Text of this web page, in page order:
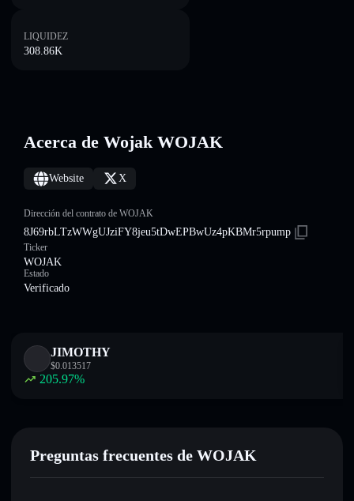
LIQUIDEZ
308.86K
Acerca de Wojak WOJAK
Website X
Dirección del contrato de WOJAK
8J69rbLTzWWgUJziFY8jeu5tDwEPBwUz4pKBMr5rpump
Ticker
WOJAK
Estado
Verificado
JIMOTHY
$0.013517
205.97%
Preguntas frecuentes de WOJAK